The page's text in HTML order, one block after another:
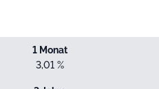
1 Monat
3,01 %